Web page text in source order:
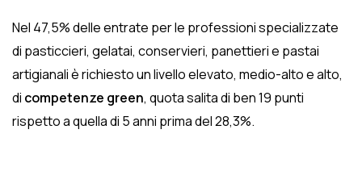
Nel 47,5% delle entrate per le professioni specializzate
di pasticcieri, gelatai, conservieri, panettieri e pastai
artigianali è richiesto un livello elevato, medio-alto e alto,
di competenze green, quota salita di ben 19 punti
rispetto a quella di 5 anni prima del 28,3%.